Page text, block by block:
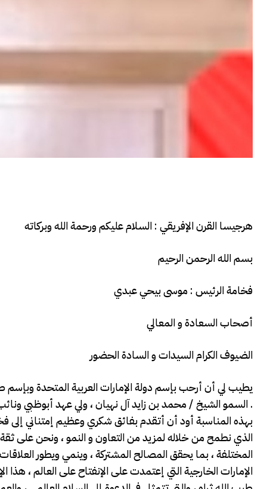
هرجيسا القرن الإفريقي : السلام عليكم ورحمة الله وبركاته
بسم الله الرحمن الرحيم
فخامة الرئيس : موسى بيحي عبدي
أصحاب السعادة و المعالي
الضيوف الكرام السيدات و السادة الحضور
يطيب لي أن أرحب بإسم دولة الإمارات العربية المتحدة
السمو الشيخ / محمد بن زايد آل نهيان ، ولي عهد أبوظبي ونائب القائد الأعلى للقوات المسلحة رعاه الله ، وبإسم وفد دولة الإمارات .
بهذه المناسبة أود أن أتقدم بفائق شكري وعظيم إمتناني
الذي نطمح من خلاله لمزيد من التعاون و النمو ، ونحن على ثقة
المختلفة ، بما يحقق المصالح المشتركة ، وينمي ويطور
الإمارات الخارجية التي إعتمدت على الإنفتاح على العالم ،